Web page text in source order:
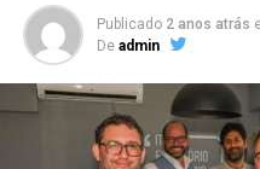
Publicado 2 anos atrás
De admin